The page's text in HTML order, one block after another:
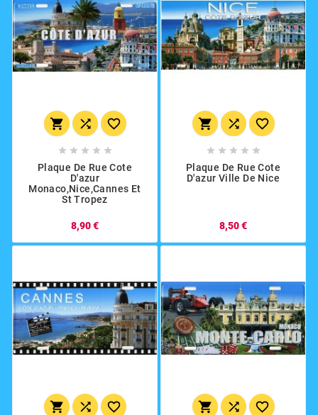
  
    
Plaque De Rue Cote
D'azur
Monaco,Nice,Cannes Et
St Tropez
8,90 €
  
    
Plaque De Rue Cote
D'azur Ville De Nice
8,50 €
     